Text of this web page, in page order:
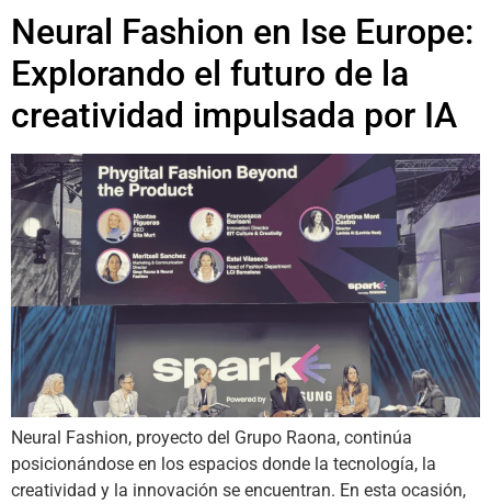
Neural Fashion en Ise Europe:
Explorando el futuro de la
creatividad impulsada por IA
Neural Fashion, proyecto del Grupo Raona, continúa
posicionándose en los espacios donde la tecnología, la
creatividad y la innovación se encuentran. En esta ocasión,